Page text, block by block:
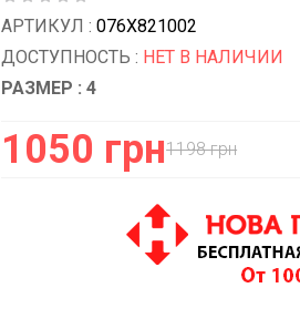
АРТИКУЛ :076X821002
ДОСТУПНОСТЬ : НЕТ В НАЛИЧИИ
РАЗМЕР : 4
1050 грн1198 грн